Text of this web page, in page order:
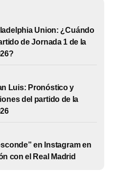
Union: ¿Cuándo
de Jornada 1 de la
Luis: Pronóstico y
del partido de la
en Instagram en
con el Real Madrid